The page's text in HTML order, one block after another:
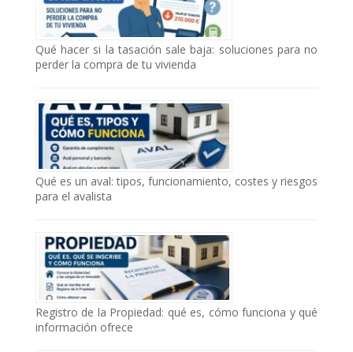
Qué hacer si la tasación sale baja: soluciones para no
perder la compra de tu vivienda
Qué es un aval: tipos, funcionamiento, costes y riesgos
para el avalista
Registro de la Propiedad: qué es, cómo funciona y qué
información ofrece